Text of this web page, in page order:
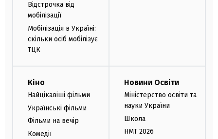
Відстрочка від
мобілізації
Мобілізація в Україні:
скільки осіб мобілізує
ТЦК
Кіно
Найцікавіші фільми
Українські фільми
Фільми на вечір
Комедії
Новини Освіти
Міністерство освіти та
науки України
Школа
НМТ 2026